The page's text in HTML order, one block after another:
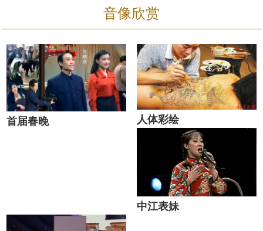
音像欣赏
首届春晚 人体彩绘
中江表妹